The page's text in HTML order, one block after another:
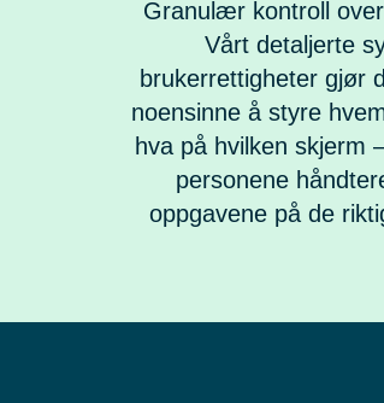
Granulær kontroll
Vårt detaljerte
brukerrettigheter gjør
noensinne å styre
hva på hvilken skjerm
personene
oppgavene på de